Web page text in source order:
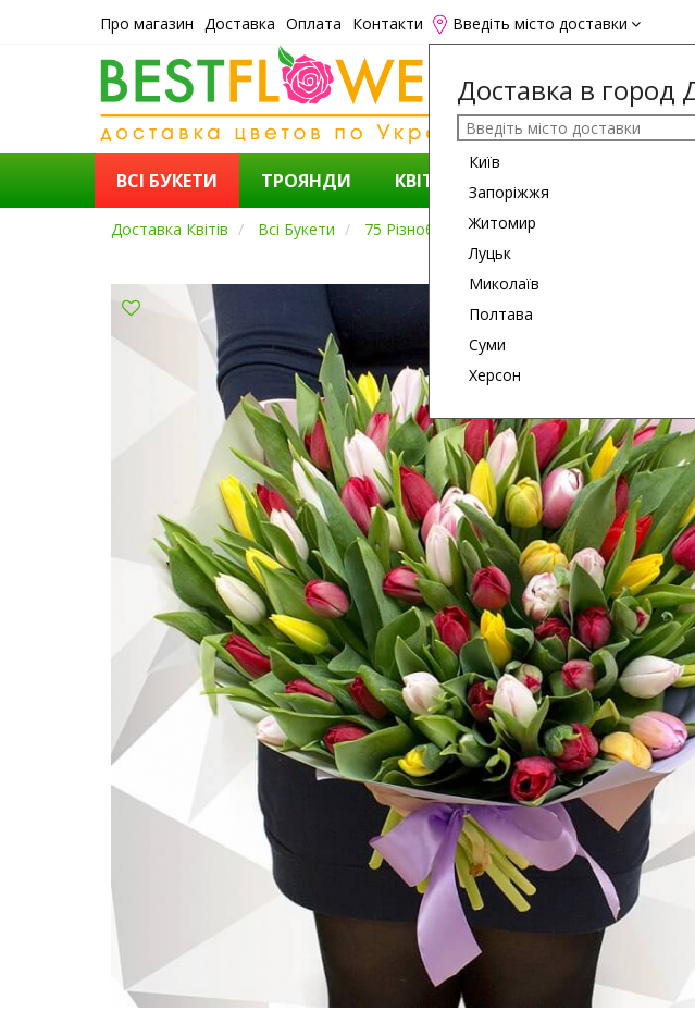
Про магазин Доставка Оплата Контакти Введіть місто доставки
Доставка в город
Київ
Запоріжжя
Житомир
Луцьк
Миколаїв
Полтава
Суми
Херсон
ВСІ БУКЕТИ ТРОЯНДИ КВІТИ
Доставка Квітів Всі Букети 75 Різнобарвни[ Тюльпанів